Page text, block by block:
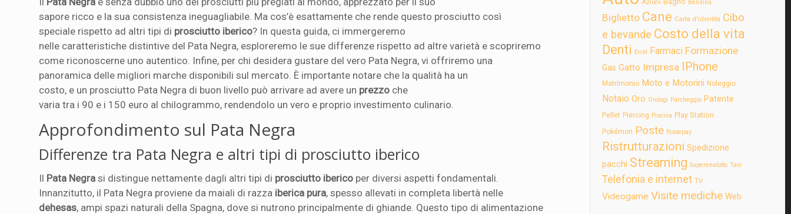
sapore ricco e la sua consistenza ineguagliabile. Ma cos’è esattamente che rende questo prosciutto così
speciale rispetto ad altri tipi di prosciutto iberico? In questa guida, ci immergeremo
nelle caratteristiche distintive del Pata Negra, esploreremo le sue differenze rispetto ad altre varietà e scopriremo
come riconoscerne uno autentico. Infine, per chi desidera gustare del vero Pata Negra, vi offriremo una
panoramica delle migliori marche disponibili sul mercato. È importante notare che la qualità ha un
costo, e un prosciutto Pata Negra di buon livello può arrivare ad avere un prezzo che
varia tra i 90 e i 150 euro al chilogrammo, rendendolo un vero e proprio investimento culinario.
Approfondimento sul Pata Negra
Differenze tra Pata Negra e altri tipi di prosciutto iberico
Il Pata Negra si distingue nettamente dagli altri tipi di prosciutto iberico per diversi aspetti fondamentali.
Innanzitutto, il Pata Negra proviene da maiali di razza iberica pura, spesso allevati in completa libertà nelle
dehesas, ampi spazi naturali della Spagna, dove si nutrono principalmente di ghiande. Questo tipo di alimentazione
Azioni Benzina
Biglietto Cane Carta d'identità Cibo
e bevande Costo della vita
Denti Enel Farmaci Formazione
Gas Gatto Impresa IPhone
Matrimonio Moto e Motorini Noleggio
Notaio Oro Orologi Parcheggio Patente
Pellet Piercing Piscina Play Station
Pokémon Poste Postepay
Ristrutturazioni Spedizione
pacchi Streaming Superenalotto Taxi
Telefonia e internet TV
Videogame Visite mediche Web